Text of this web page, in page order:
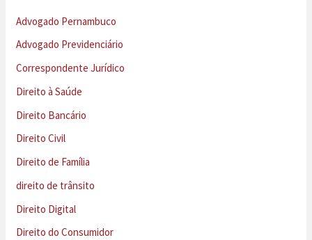
Advogado Pernambuco
Advogado Previdenciário
Correspondente Jurídico
Direito à Saúde
Direito Bancário
Direito Civil
Direito de Família
direito de trânsito
Direito Digital
Direito do Consumidor